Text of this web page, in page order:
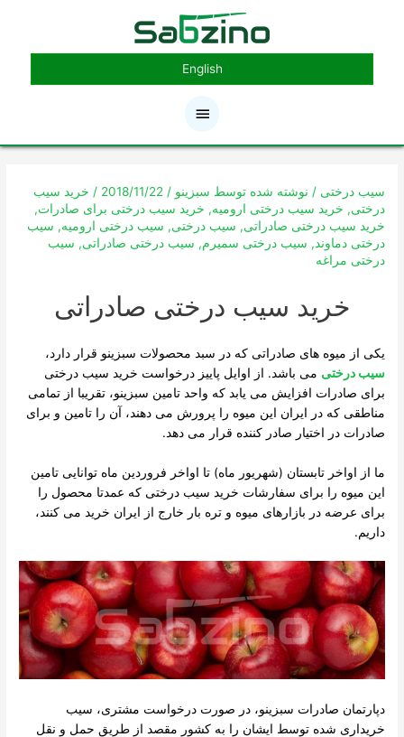
فهرست
اصلی
English
سیب درختی / نوشته شده توسط سبزینو/
2018/11/22
/ خرید سیب
درختی, خرید سیب درختی ارومیه, خرید سیب درختی برای صادرات,
خرید سیب درختی صادراتی, سیب درختی, سیب درختی ارومیه, سیب
درختی دماوند, سیب درختی سمیرم, سیب درختی صادراتی, سیب
درختی مراغه
خرید سیب درختی صادراتی
یکی از میوه های صادراتی که در سبد محصولات سبزینو قرار دارد،
سیب درختی می باشد. از اوایل پاییز درخواست خرید سیب درختی
برای صادرات افزایش می یابد که واحد تامین سبزینو، تقریبا از تمامی
مناطقی که در ایران این میوه را پرورش می دهند، آن را تامین و برای
صادرات در اختیار صادر کننده قرار می دهد.
ما از اواخر تابستان (شهریور ماه) تا اواخر فروردین ماه توانایی تامین
این میوه را برای سفارشات خرید سیب درختی که عمدتا محصول را
برای عرضه در بازارهای میوه و تره بار خارج از ایران خرید می کنند،
داریم.
دپارتمان صادرات سبزینو، در صورت درخواست مشتری، سیب
خریداری شده توسط ایشان را به کشور مقصد از طریق حمل و نقل